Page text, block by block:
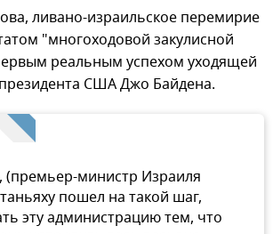
ливано-израильское перемирие
"многоходовой закулисной
реальным успехом уходящей
США Джо Байдена.
(премьер-министр Израиля
пошел на такой шаг,
эту администрацию тем, что